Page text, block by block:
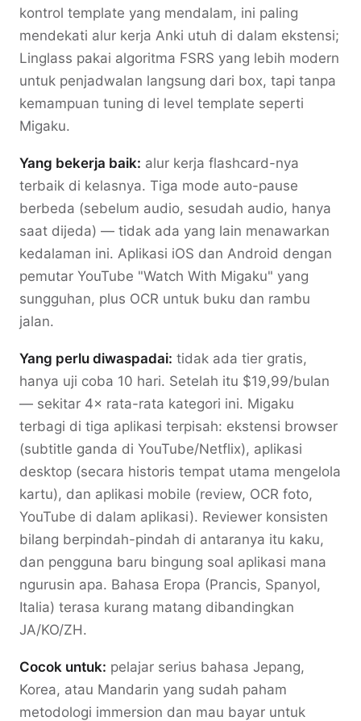
kontrol template yang mendalam, ini paling
mendekati alur kerja Anki utuh di dalam ekstensi;
Linglass pakai algoritma FSRS yang lebih modern
untuk penjadwalan langsung dari box, tapi tanpa
kemampuan tuning di level template seperti
Migaku.
Yang bekerja baik: alur kerja flashcard-nya
terbaik di kelasnya. Tiga mode auto-pause
berbeda (sebelum audio, sesudah audio, hanya
saat dijeda) — tidak ada yang lain menawarkan
kedalaman ini. Aplikasi iOS dan Android dengan
pemutar YouTube "Watch With Migaku" yang
sungguhan, plus OCR untuk buku dan rambu
jalan.
Yang perlu diwaspadai: tidak ada tier gratis,
hanya uji coba 10 hari. Setelah itu $19,99/bulan
— sekitar 4× rata-rata kategori ini. Migaku
terbagi di tiga aplikasi terpisah: ekstensi browser
(subtitle ganda di YouTube/Netflix), aplikasi
desktop (secara historis tempat utama mengelola
kartu), dan aplikasi mobile (review, OCR foto,
YouTube di dalam aplikasi). Reviewer konsisten
bilang berpindah-pindah di antaranya itu kaku,
dan pengguna baru bingung soal aplikasi mana
ngurusin apa. Bahasa Eropa (Prancis, Spanyol,
Italia) terasa kurang matang dibandingkan
JA/KO/ZH.
Cocok untuk: pelajar serius bahasa Jepang,
Korea, atau Mandarin yang sudah paham
metodologi immersion dan mau bayar untuk